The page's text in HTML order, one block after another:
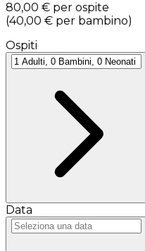
80,00 € per ospite
(40,00 € per bambino)
Ospiti
Data